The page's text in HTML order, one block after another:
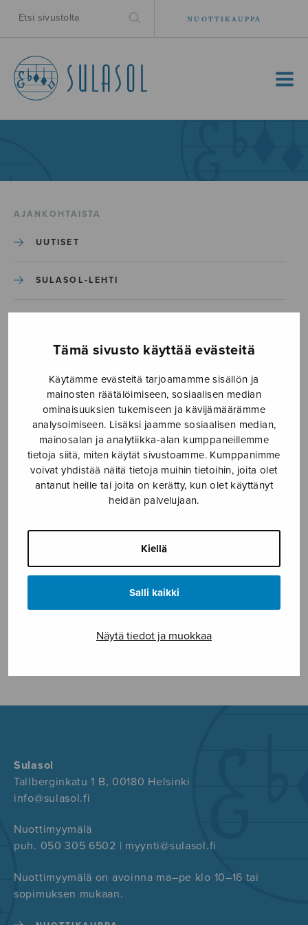
Tämä sivusto käyttää evästeitä
Käytämme evästeitä tarjoamamme sisällön ja
mainosten räätälöimiseen, sosiaalisen median
ominaisuuksien tukemiseen ja kävijämäärämme
analysoimiseen. Lisäksi jaamme sosiaalisen median,
mainosalan ja analytiikka-alan kumppaneillemme
tietoja siitä, miten käytät sivustoamme. Kumppanimme
voivat yhdistää näitä tietoja muihin tietoihin, joita olet
antanut heille tai joita on kerätty, kun olet käyttänyt
heidän palvelujaan.
Kiellä
Salli kaikki
Näytä tiedot ja muokkaa
NUOTTIKAUPPA
MENU
AJANKOHTAISTA
UUTISET
SULASOL-LEHTI
KONSERTIT
TAPAHTUMAT
ILMOITA TAPAHTUMA
Etusivu Media › The stolen child_S2511
21.12.2018
The stolen child_S2511
Sulasol
Tallberginkatu 1 B, 00180 Helsinki
info@sulasol.fi
Nuottimyymälä
puh. 050 305 6502 | myynti@sulasol.fi
Nuottimyymälä on avoinna ma–pe klo 10–16 tai
sopimuksen mukaan.